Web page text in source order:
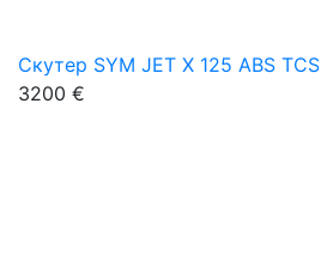
Скутер SYM JET X 125 ABS TCS
3200 €